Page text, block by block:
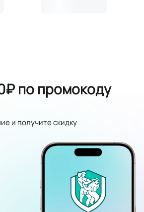
по промокоду
и получите скидку